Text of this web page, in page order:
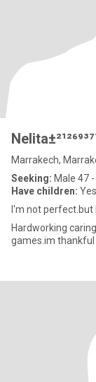
Marrakech,
Seeking: Male 47 -
Have children:
I'm not perfect.but
Hardworking
games.im thankful